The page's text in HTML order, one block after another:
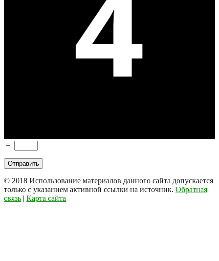
=
© 2018 Использование материалов данного сайта допускается
только с указанием активной ссылки на источник. Обратная
связь | Карта сайта